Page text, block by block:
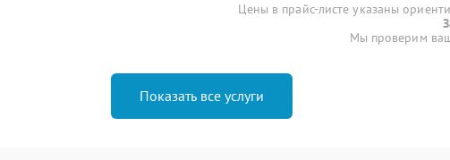
Цены в прайс-листе указаны
Мы проверим
Показать все услуги